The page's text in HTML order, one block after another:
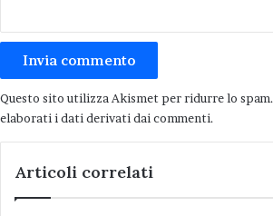
Questo sito utilizza Akismet per ridurre lo spam.
elaborati i dati derivati dai commenti.
Articoli correlati